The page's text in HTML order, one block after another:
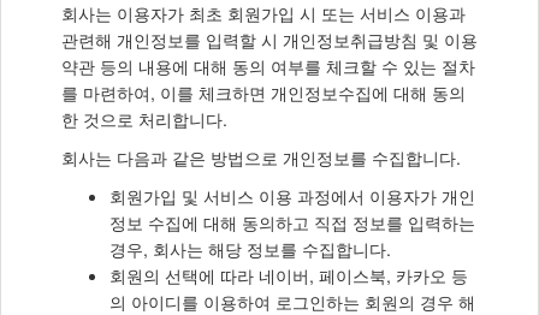
회사는 이용자가 최초 회원가입 시 또는 서비스 이용과
관련해 개인정보를 입력할 시 개인정보취급방침 및 이용
약관 등의 내용에 대해 동의 여부를 체크할 수 있는 절차
를 마련하여, 이를 체크하면 개인정보수집에 대해 동의
한 것으로 처리합니다.
회사는 다음과 같은 방법으로 개인정보를 수집합니다.
회원가입 및 서비스 이용 과정에서 이용자가 개인
정보 수집에 대해 동의하고 직접 정보를 입력하는
경우, 회사는 해당 정보를 수집합니다.
회원의 선택에 따라 네이버, 페이스북, 카카오 등
의 아이디를 이용하여 로그인하는 회원의 경우 해